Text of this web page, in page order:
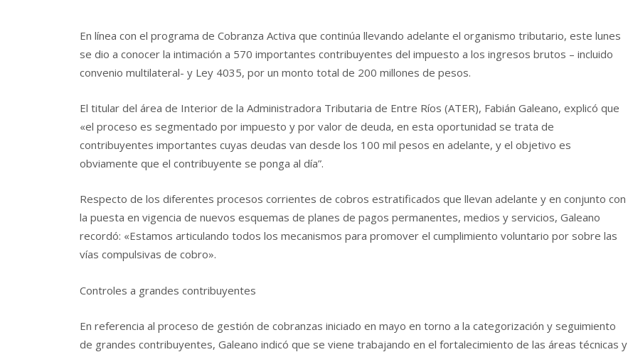
En línea con el programa de Cobranza Activa que continúa llevando adelante el organismo tributario, este lunes
se dio a conocer la intimación a 570 importantes contribuyentes del impuesto a los ingresos brutos – incluido
convenio multilateral- y Ley 4035, por un monto total de 200 millones de pesos.
El titular del área de Interior de la Administradora Tributaria de Entre Ríos (ATER), Fabián Galeano, explicó que
«el proceso es segmentado por impuesto y por valor de deuda, en esta oportunidad se trata de
contribuyentes importantes cuyas deudas van desde los 100 mil pesos en adelante, y el objetivo es
obviamente que el contribuyente se ponga al día”.
Respecto de los diferentes procesos corrientes de cobros estratificados que llevan adelante y en conjunto con
la puesta en vigencia de nuevos esquemas de planes de pagos permanentes, medios y servicios, Galeano
recordó: «Estamos articulando todos los mecanismos para promover el cumplimiento voluntario por sobre las
vías compulsivas de cobro».
Controles a grandes contribuyentes
En referencia al proceso de gestión de cobranzas iniciado en mayo en torno a la categorización y seguimiento
de grandes contribuyentes, Galeano indicó que se viene trabajando en el fortalecimiento de las áreas técnicas y